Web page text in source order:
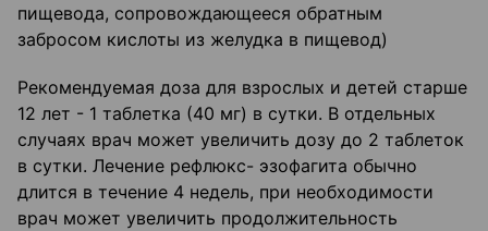
пищевода, сопровождающееся обратным
забросом кислоты из желудка в пищевод)
Рекомендуемая доза для взрослых и детей старше
12 лет - 1 таблетка (40 мг) в сутки. В отдельных
случаях врач может увеличить дозу до 2 таблеток
в сутки. Лечение рефлюкс- эзофагита обычно
длится в течение 4 недель, при необходимости
врач может увеличить продолжительность